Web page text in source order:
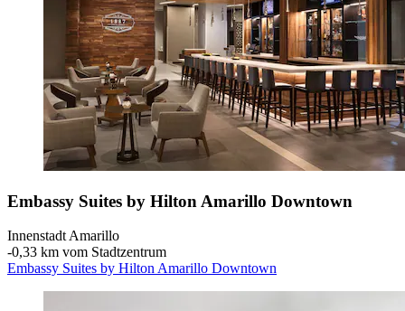
Embassy Suites by Hilton Amarillo Downtown
Innenstadt Amarillo
‐0,33 km vom Stadtzentrum
Embassy Suites by Hilton Amarillo Downtown